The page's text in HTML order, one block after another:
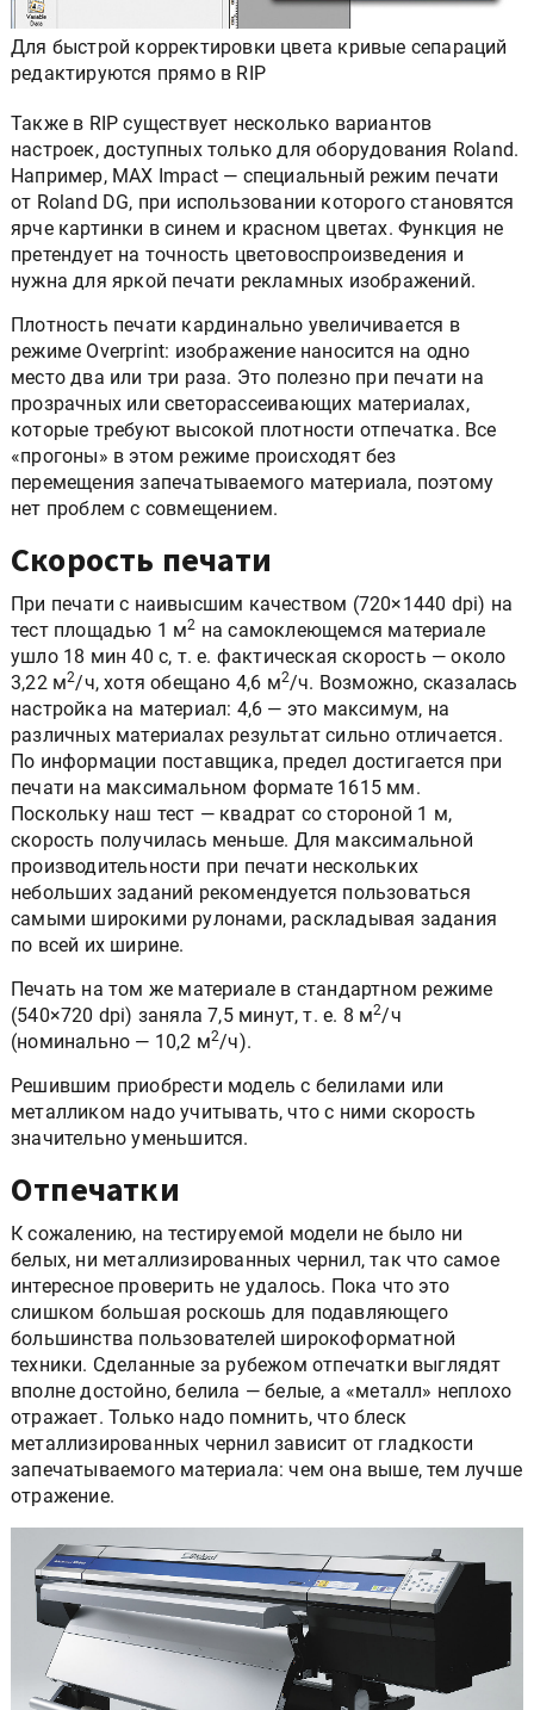
Для быстрой корректировки цвета кривые сепараций
редактируются прямо в RIP
Также в RIP существует несколько вариантов
настроек, доступных только для оборудования Roland.
Например, MAX Impact — специальный режим печати
от Roland DG, при использовании которого становятся
ярче картинки в синем и красном цветах. Функция не
претендует на точность цветовоспроизведения и
нужна для яркой печати рекламных изображений.
Плотность печати кардинально увеличивается в
режиме Overprint: изображение наносится на одно
место два или три раза. Это полезно при печати на
прозрачных или светорассеивающих материалах,
которые требуют высокой плотности отпечатка. Все
«прогоны» в этом режиме происходят без
перемещения запечатываемого материала, поэтому
нет проблем с совмещением.
Скорость печати
При печати с наивысшим качеством (720×1440 dpi) на
тест площадью 1 м2 на самоклеющемся материале
ушло 18 мин 40 с, т. е. фактическая скорость — около
3,22 м2/ч, хотя обещано 4,6 м2/ч. Возможно, сказалась
настройка на материал: 4,6 — это максимум, на
различных материалах результат сильно отличается.
По информации поставщика, предел достигается при
печати на максимальном формате 1615 мм.
Поскольку наш тест — квадрат со стороной 1 м,
скорость получилась меньше. Для максимальной
производительности при печати нескольких
небольших заданий рекомендуется пользоваться
самыми широкими рулонами, раскладывая задания
по всей их ширине.
Печать на том же материале в стандартном режиме
(540×720 dpi) заняла 7,5 минут, т. е. 8 м2/ч
(номинально — 10,2 м2/ч).
Решившим приобрести модель с белилами или
металликом надо учитывать, что с ними скорость
значительно уменьшится.
Отпечатки
К сожалению, на тестируемой модели не было ни
белых, ни металлизированных чернил, так что самое
интересное проверить не удалось. Пока что это
слишком большая роскошь для подавляющего
большинства пользователей широкоформатной
техники. Сделанные за рубежом отпечатки выглядят
вполне достойно, белила — белые, а «металл» неплохо
отражает. Только надо помнить, что блеск
металлизированных чернил зависит от гладкости
запечатываемого материала: чем она выше, тем лучше
отражение.